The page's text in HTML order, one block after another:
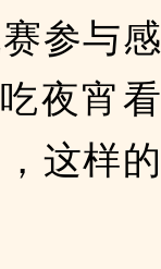
参与感
夜宵看
这样的